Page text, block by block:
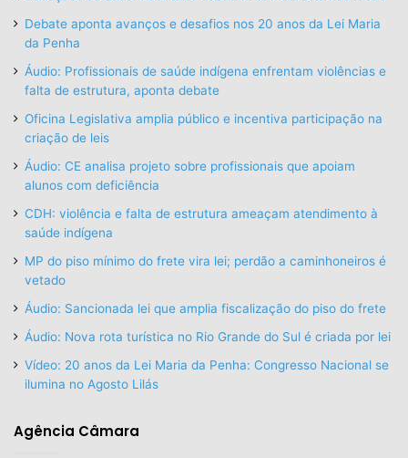
Debate aponta avanços e desafios nos 20 anos da Lei Maria
da Penha
Áudio: Profissionais de saúde indígena enfrentam violências e
falta de estrutura, aponta debate
Oficina Legislativa amplia público e incentiva participação na
criação de leis
Áudio: CE analisa projeto sobre profissionais que apoiam
alunos com deficiência
CDH: violência e falta de estrutura ameaçam atendimento à
saúde indígena
MP do piso mínimo do frete vira lei; perdão a caminhoneiros é
vetado
Áudio: Sancionada lei que amplia fiscalização do piso do frete
Áudio: Nova rota turística no Rio Grande do Sul é criada por lei
Vídeo: 20 anos da Lei Maria da Penha: Congresso Nacional se
ilumina no Agosto Lilás
Agência Câmara